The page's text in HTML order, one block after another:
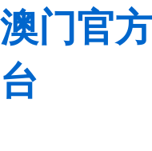
澳门官
台